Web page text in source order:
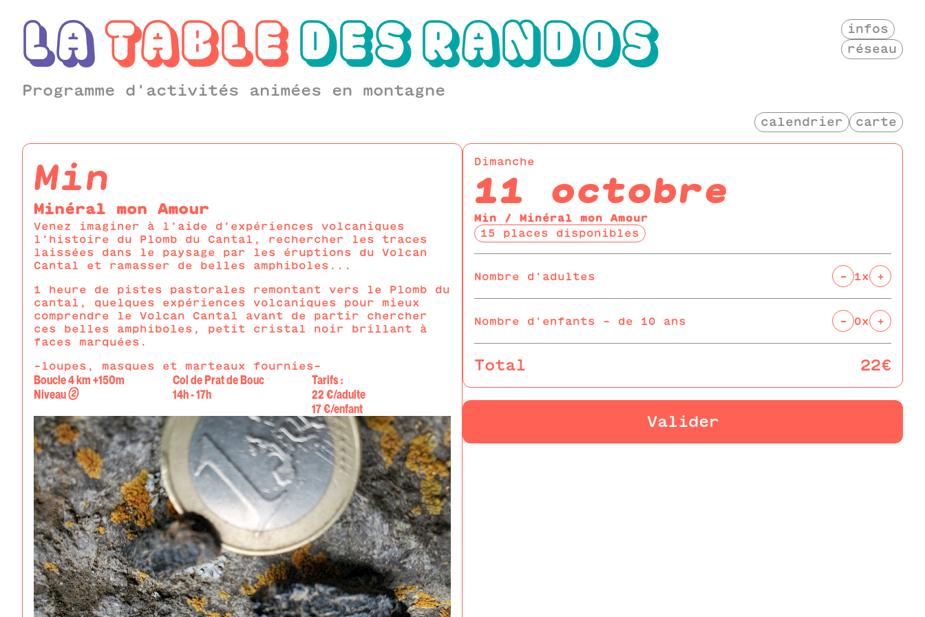
LATABLE DES RANDOS
Programme d'activités animées en montagne
infos
réseau
calendrier carte
min
Minéral mon Amour
Venez imaginer à l’aide d’expériences volcaniques
l’histoire du Plomb du Cantal, rechercher les traces
laissées dans le paysage par les éruptions du Volcan
Cantal et ramasser de belles amphiboles...
1 heure de pistes pastorales remontant vers le Plomb du
cantal, quelques expériences volcaniques pour mieux
comprendre le Volcan Cantal avant de partir chercher
ces belles amphiboles, petit cristal noir brillant à
faces marquées.
-loupes, masques et marteaux fournies-
Boucle 4 km +150m
Niveau②
Col de Prat de Bouc
14h - 17h
Tarifs :
22 €/adulte
17 €/enfant
Dimanche
11 octobre
Min / Minéral mon Amour
15 places disponibles
Nombre d'adultes - 1x +
Nombre d'enfants - de 10 ans - 0x +
Total 22€